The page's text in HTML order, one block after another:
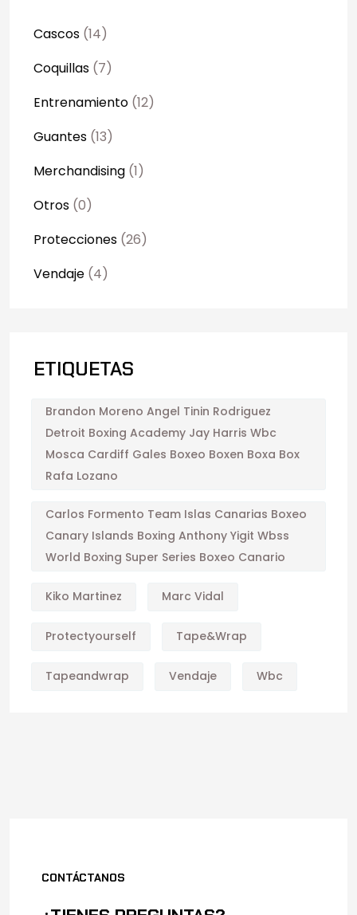
Cascos (14)
Coquillas (7)
Entrenamiento (12)
Guantes (13)
Merchandising (1)
Otros (0)
Protecciones (26)
Vendaje (4)
ETIQUETAS
Brandon Moreno Angel Tinin Rodriguez
Detroit Boxing Academy Jay Harris Wbc
Mosca Cardiff Gales Boxeo Boxen Boxa Box
Rafa Lozano
Carlos Formento Team Islas Canarias Boxeo
Canary Islands Boxing Anthony Yigit Wbss
World Boxing Super Series Boxeo Canario
Kiko Martinez Marc Vidal
Protectyourself Tape&wrap
Tapeandwrap Vendaje Wbc
CONTÁCTANOS